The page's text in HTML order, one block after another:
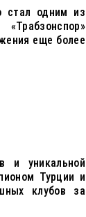
стал одним из
еще более
и уникальной
Турции и
клубов за